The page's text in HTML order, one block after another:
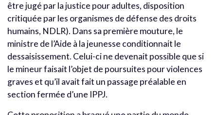
être jugé par la justice pour adultes, disposition
critiquée par les organismes de défense des droits
humains, NDLR). Dans sa première mouture, le
ministre de l’Aide à la jeunesse conditionnait le
dessaisissement. Celui-ci ne devenait possible que si
le mineur faisait l’objet de poursuites pour violences
graves et qu’il avait fait un passage préalable en
section fermée d’une IPPJ.